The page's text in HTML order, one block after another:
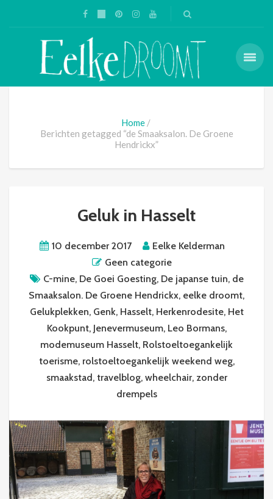
Home
Berichten getagged “de Smaaksalon. De Groene
Hendrickx”
Geluk in Hasselt
10 december 2017
Eelke Kelderman
Geen categorie
C-mine, De Goei Goesting, De japanse tuin, de
Smaaksalon. De Groene Hendrickx, eelke droomt,
Gelukplekken, Genk, Hasselt, Herkenrodesite, Het
Kookpunt, Jenevermuseum, Leo Bormans,
modemuseum Hasselt, Rolstoeltoegankelijk
toerisme, rolstoeltoegankelijk weekend weg,
smaakstad, travelblog, wheelchair, zonder
drempels